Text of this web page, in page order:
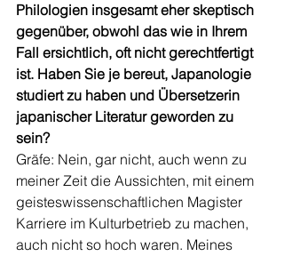
Philologien insgesamt eher skeptisch
gegenüber, obwohl das wie in Ihrem
Fall ersichtlich, oft nicht gerechtfertigt
ist. Haben Sie je bereut, Japanologie
studiert zu haben und Übersetzerin
japanischer Literatur geworden zu
sein?
Gräfe: Nein, gar nicht, auch wenn zu
meiner Zeit die Aussichten, mit einem
geisteswissenschaftlichen Magister
Karriere im Kulturbetrieb zu machen,
auch nicht so hoch waren. Meines